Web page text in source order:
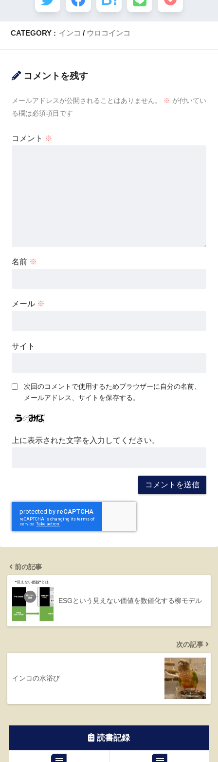
CATEGORY : インコ ウロコインコ
コメントを残す
メールアドレスが公開されることはありません。 ※ が付いてい
る欄は必須項目です
コメント ※
名前 ※
メール ※
サイト
次回のコメントで使用するためブラウザーに自分の名前、
メールアドレス、サイトを保存する。
上に表示された文字を入力してください。
前の記事
ESGという見えない価値を数値化する柳モデル
次の記事
インコの水浴び
読書記録